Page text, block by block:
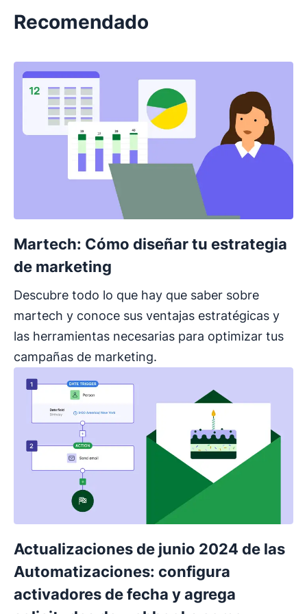
Recomendado
Martech: Cómo diseñar tu estrategia
de marketing
Descubre todo lo que hay que saber sobre
martech y conoce sus ventajas estratégicas y
las herramientas necesarias para optimizar tus
campañas de marketing.
Actualizaciones de junio 2024 de las
Automatizaciones: configura
activadores de fecha y agrega